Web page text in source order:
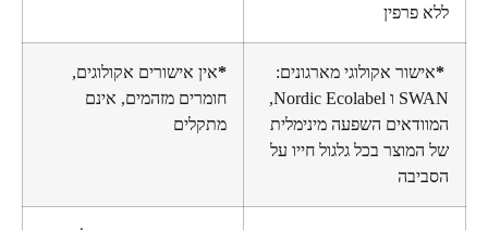
פרפין
אקולוגי מארגונים:
SWAN ו Nordic Ecolabel,
השפעה מינימלית
בכל גלגול חייו על
*אין אישורים אקולוגים,
חומרים מזהמים, אינם
מתקלים